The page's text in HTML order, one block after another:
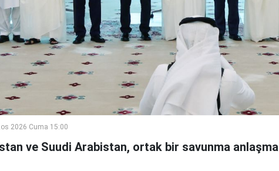
2026 Cuma 15:00
ve Suudi Arabistan, ortak bir savunma